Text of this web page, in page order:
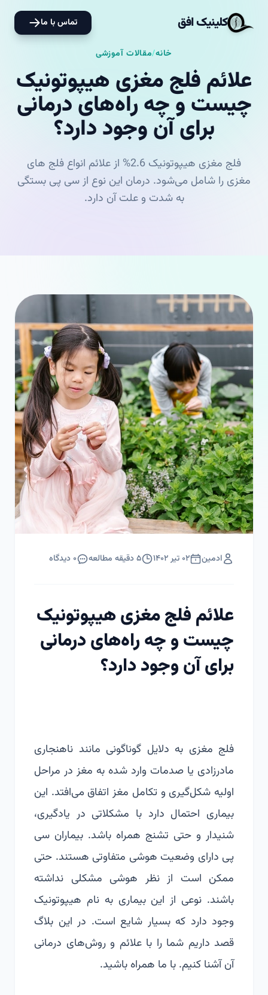
کلینیک افق تماس با ما
خانه/مقالات آموزشی
علائم فلج مغزی هیپوتونیک
چیست و چه راه‌های درمانی
برای آن وجود دارد؟
فلج مغزی هیپوتونیک 2.6% از علائم انواع فلج های
مغزی را شامل می‌شود. درمان این نوع از سی پی بستگی
به شدت و علت آن دارد.
ادمین ۰۲ تیر ۱۴۰۲ ۵ دقیقه مطالعه ۰ دیدگاه
علائم فلج مغزی هیپوتونیک
چیست و چه راه‌های درمانی
برای آن وجود دارد؟
فلج مغزی به دلایل گوناگونی مانند ناهنجاری
مادرزادی یا صدمات وارد شده به مغز در مراحل
اولیه شکل‌گیری و تکامل مغز اتفاق می‌افتد. این
بیماری احتمال دارد با مشکلاتی در یادگیری،
شنیدار و حتی تشنج همراه باشد. بیماران سی
پی دارای وضعیت هوشی متفاوتی هستند. حتی
ممکن است از نظر هوشی مشکلی نداشته
باشند. نوعی از این بیماری به نام هیپوتونیک
وجود دارد که بسیار شایع است. در این بلاگ
قصد داریم شما را با علائم و روش‌های درمانی
آن آشنا کنیم. با ما همراه باشید.